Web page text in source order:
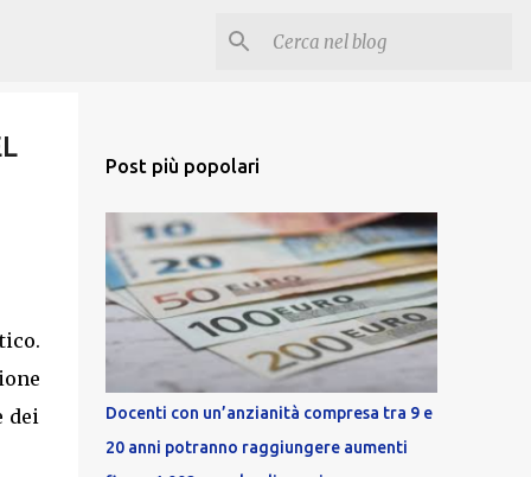
dei
Post più popolari
Docenti con un’anzianità compresa tra 9 e
20 anni potranno raggiungere aumenti